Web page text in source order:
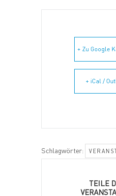
+ Zu Google
+ iCal /
Schlagwörter:
TEILE